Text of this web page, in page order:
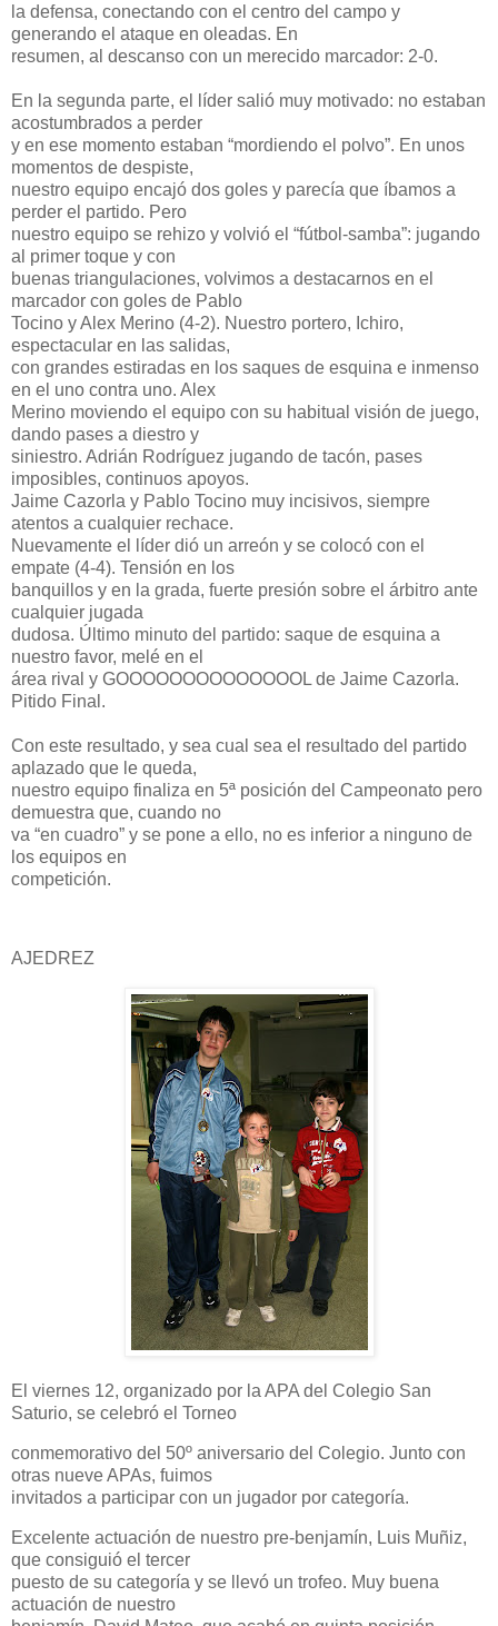
la defensa, conectando con el centro del campo y
generando el ataque en oleadas. En
resumen, al descanso con un merecido marcador: 2-0.
En la segunda parte, el líder salió muy motivado: no estaban
acostumbrados a perder
y en ese momento estaban “mordiendo el polvo”. En unos
momentos de despiste,
nuestro equipo encajó dos goles y parecía que íbamos a
perder el partido. Pero
nuestro equipo se rehizo y volvió el “fútbol-samba”: jugando
al primer toque y con
buenas triangulaciones, volvimos a destacarnos en el
marcador con goles de Pablo
Tocino y Alex Merino (4-2). Nuestro portero, Ichiro,
espectacular en las salidas,
con grandes estiradas en los saques de esquina e inmenso
en el uno contra uno. Alex
Merino moviendo el equipo con su habitual visión de juego,
dando pases a diestro y
siniestro. Adrián Rodríguez jugando de tacón, pases
imposibles, continuos apoyos.
Jaime Cazorla y Pablo Tocino muy incisivos, siempre
atentos a cualquier rechace.
Nuevamente el líder dió un arreón y se colocó con el
empate (4-4). Tensión en los
banquillos y en la grada, fuerte presión sobre el árbitro ante
cualquier jugada
dudosa. Último minuto del partido: saque de esquina a
nuestro favor, melé en el
área rival y GOOOOOOOOOOOOOOL de Jaime Cazorla.
Pitido Final.
Con este resultado, y sea cual sea el resultado del partido
aplazado que le queda,
nuestro equipo finaliza en 5ª posición del Campeonato pero
demuestra que, cuando no
va “en cuadro” y se pone a ello, no es inferior a ninguno de
los equipos en
competición.
AJEDREZ
El viernes 12, organizado por la APA del Colegio San
Saturio, se celebró el Torneo
conmemorativo del 50º aniversario del Colegio. Junto con
otras nueve APAs, fuimos
invitados a participar con un jugador por categoría.
Excelente actuación de nuestro pre-benjamín, Luis Muñiz,
que consiguió el tercer
puesto de su categoría y se llevó un trofeo. Muy buena
actuación de nuestro